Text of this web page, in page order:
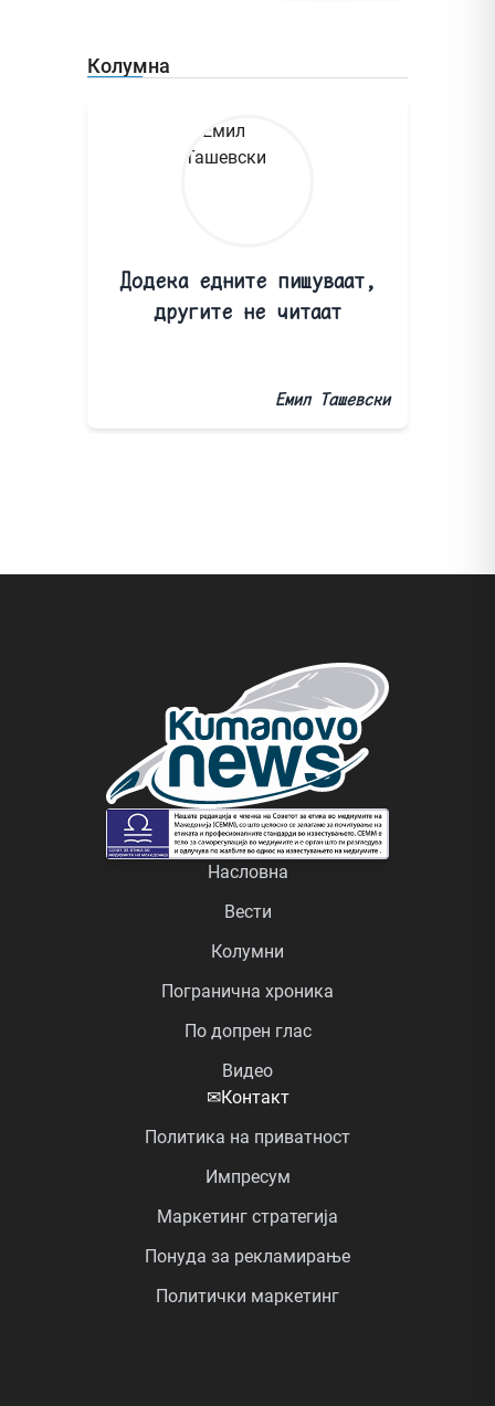
Колумна
Додека едните пишуваат,
другите не читаат
Емил Ташевски
Насловна
Вести
Колумни
Погранична хроника
По допрен глас
Видео
✉Контакт
Политика на приватност
Импресум
Маркетинг стратегија
Понуда за рекламирање
Политички маркетинг